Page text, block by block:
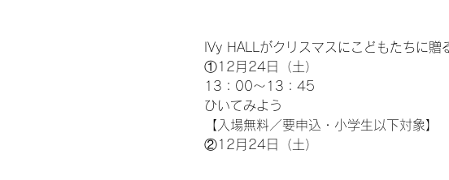
IVy HALLがクリスマスにこどもたちに贈
①12月24日（土）
13：00～13：45
ひいてみよう
【入場無料／要申込・小学生以下対象】
②12月24日（土）